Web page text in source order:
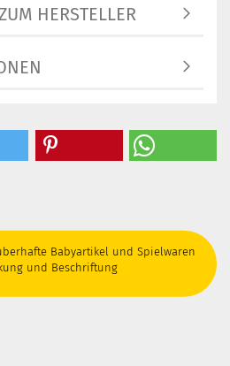
HERSTELLER
Babyartikel und Spielwaren
und Beschriftung